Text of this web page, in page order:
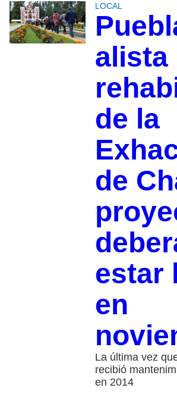
LOCAL
alista
de la
de
estar
en
La última vez
recibió
en 2014